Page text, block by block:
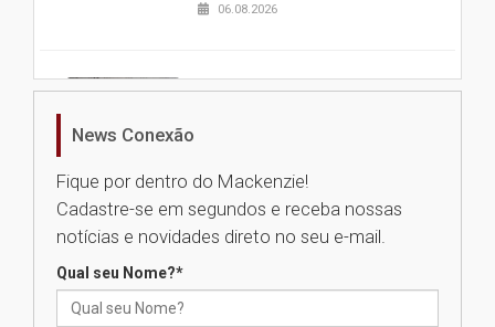
06.08.2026
Nova apresentação do Centro
Universidade Mackenzie
realizará nova edição da Feira
News Conexão
Fique por dentro do Mackenzie!
Cadastre-se em segundos e receba nossas
notícias e novidades direto no seu e-mail.
Qual seu Nome?*